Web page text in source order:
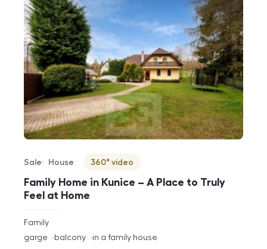
Family Home in Kunice – A Place to Truly
Feel at Home
Offer type
Sale
Property type
House
Virtuální prohlídka
360° video
rozměry
disposition
Family
funkce
garge balcony in a family house